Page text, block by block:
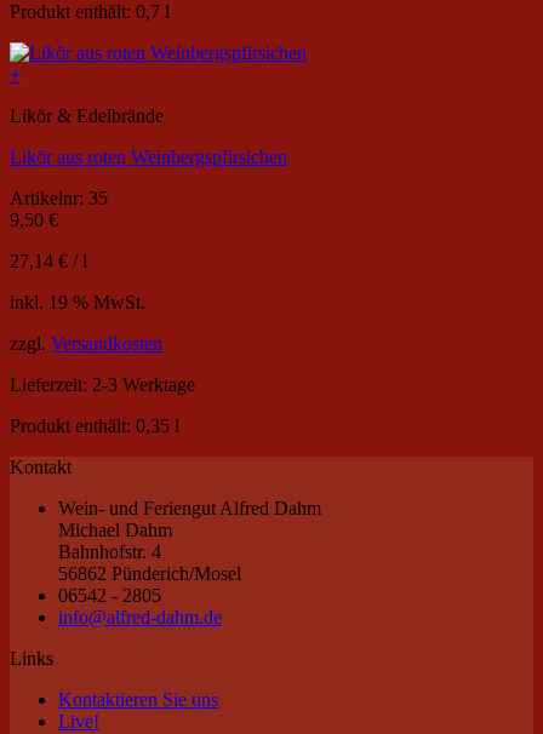
Produkt enthält: 0,7 l
+
Likör & Edelbrände
Likör aus roten Weinbergspfirsichen
Artikelnr: 35
9,50 €
27,14 € /l
inkl. 19 % MwSt.
zzgl. Versandkosten
Lieferzeit: 2-3 Werktage
Produkt enthält: 0,35 l
Kontakt
Wein- und Feriengut Alfred Dahm
Michael Dahm
Bahnhofstr. 4
56862 Pünderich/Mosel
06542 - 2805
info@alfred-dahm.de
Links
Kontaktieren Sie uns
Live!